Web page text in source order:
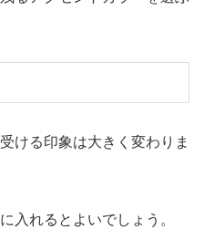
ける印象は大きく変わりま
入れるとよいでしょう。